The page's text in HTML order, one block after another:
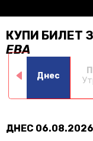
КУПИ БИЛЕТ
ЕВА
Днес
ДНЕС 06.08.2026